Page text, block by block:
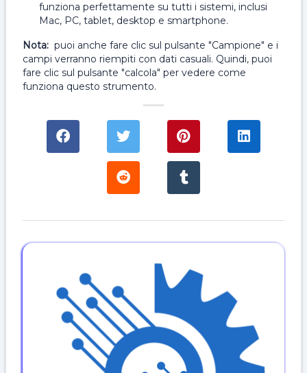
funziona perfettamente su tutti i sistemi, inclusi
Mac, PC, tablet, desktop e smartphone.
Nota: puoi anche fare clic sul pulsante "Campione" e i
campi verranno riempiti con dati casuali. Quindi, puoi
fare clic sul pulsante "calcola" per vedere come
funziona questo strumento.